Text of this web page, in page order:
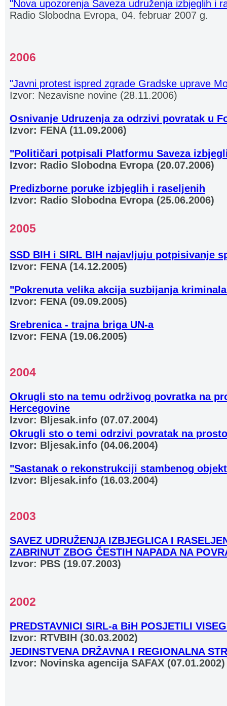
"Nova upozorenja Saveza udruženja izbjeglih i
Radio Slobodna Evropa, 04. februar 2007 g.
2006
"Javni protest ispred zgrade Gradske uprave
Izvor: Nezavisne novine (28.11.2006)
Osnivanje Udruzenja za odrzivi povratak u
Izvor: FENA (11.09.2006)
"Političari potpisali Platformu Saveza
Izvor: Radio Slobodna Evropa (20.07.2006)
Predizborne poruke izbjeglih i raseljenih
Izvor: Radio Slobodna Evropa (25.06.2006)
2005
SSD BIH i SIRL BIH najavljuju potpisivanje
Izvor: FENA (14.12.2005)
"Pokrenuta velika akcija suzbijanja
Izvor: FENA (09.09.2005)
Srebrenica - trajna briga UN-a
Izvor: FENA (19.06.2005)
2004
Okrugli sto na temu održivog povratka na
Hercegovine
Izvor: Bljesak.info (07.07.2004)
Okrugli sto o temi odrzivi povratak na
Izvor: Bljesak.info (04.06.2004)
"Sastanak o rekonstrukciji stambenog
Izvor: Bljesak.info (16.03.2004)
2003
SAVEZ UDRUŽENJA IZBJEGLICA I
ZABRINUT ZBOG ČESTIH NAPADA NA
Izvor: PBS (19.07.2003)
2002
PREDSTAVNICI SIRL-a BiH POSJETILI
Izvor: RTVBIH (30.03.2002)
JEDINSTVENA DRŽAVNA I REGIONALNA
Izvor: Novinska agencija SAFAX (07.01.2002)